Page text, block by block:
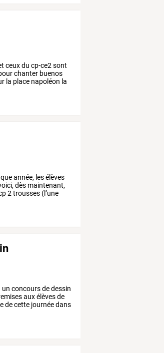
ceuxdu cp-ce2 sont
chanter buenos
la place napoléon la
année, lesélèves
dès maintenant,
2 trousses (l’une
un concoursdedessin
auxélèvesde
decette journéedans